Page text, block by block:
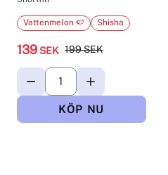
139 SEK 199SEK
Vattenmelon 🍉 Shisha